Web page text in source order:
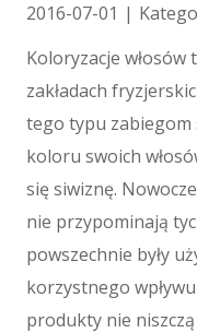
2016-07-01 |
Koloryzacje
zakładach
tego typu zabiegom
koloru swoich
się siwiznę.
nie przypominają
powszechnie były
korzystnego
produkty nie niszczą